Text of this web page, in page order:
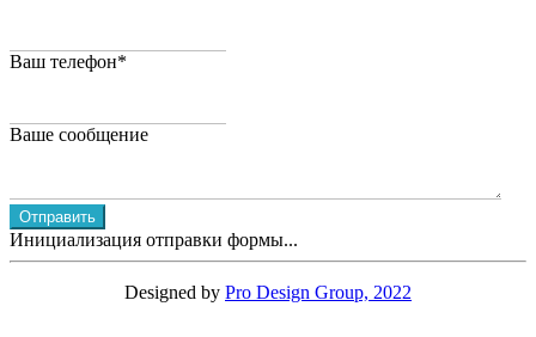
Ваш телефон*
Ваше сообщение
Отправить
Инициализация отправки формы...
Designed by Pro Design Group, 2022